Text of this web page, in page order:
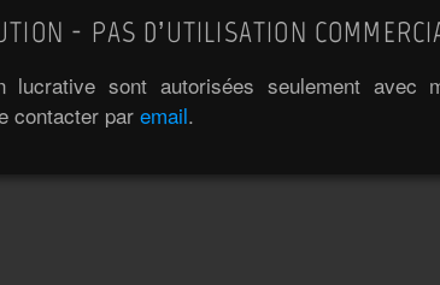
- PAS D’UTILISATION
sont autorisées seulement avec
contacter par email.